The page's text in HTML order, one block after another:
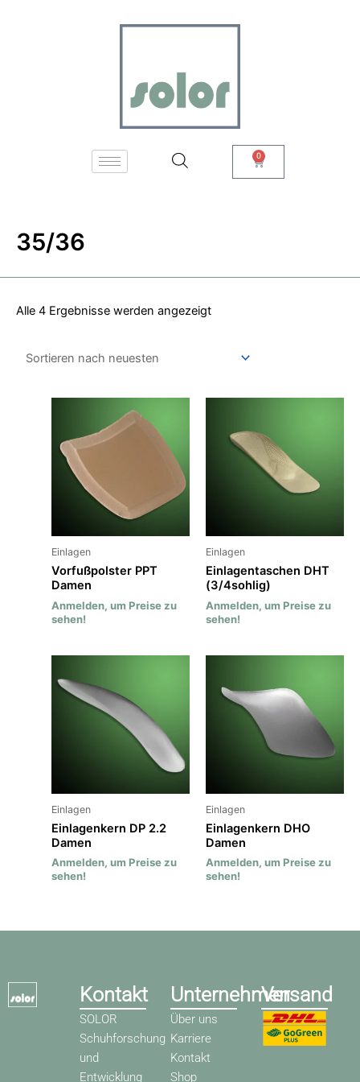
0 Warenkorb
35/36
Alle 4 Ergebnisse werden angezeigt
neuesten
Einlagen
Vorfußpolster PPT
Damen
Anmelden, um Preise zu
sehen!
Einlagen
Einlagentaschen DHT
(3/4sohlig)
Anmelden, um Preise zu
sehen!
Einlagen
Einlagenkern DP 2.2
Damen
Anmelden, um Preise zu
sehen!
Einlagen
Einlagenkern DHO
Damen
Anmelden, um Preise zu
sehen!
Kontakt
SOLOR
Schuhforschung
und
Entwicklung
Unternehmen
Über uns
Karriere
Kontakt
Shop
Versand